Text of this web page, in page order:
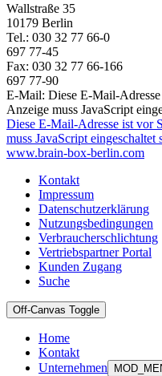
Wallstraße
10179
Tel.: 030 32 77
697 77-45
Fax: 030 32 77
697 77-90
E-Mail: Diese E-Mail-
Anzeige muss JavaScript
Diese E-Mail-Adresse ist vor
muss JavaScript eingeschaltet
www.brain-box-berlin.com
Kontakt
Impressum
Datenschutzerklärung
Nutzungsbedingungen
Verbraucherschlichtung
Vertriebspartner Portal
Kunden Zugang
Suche
Off-Canvas Toggle
Home
Kontakt
Unternehmen